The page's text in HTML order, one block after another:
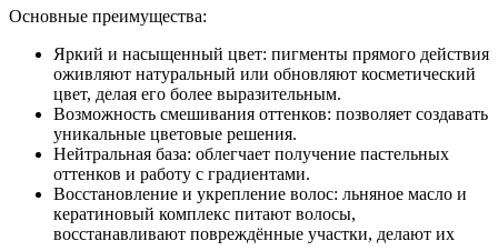
Основные преимущества:
Яркий и насыщенный цвет: пигменты прямого действия
оживляют натуральный или обновляют косметический
цвет, делая его более выразительным.
Возможность смешивания оттенков: позволяет создавать
уникальные цветовые решения.
Нейтральная база: облегчает получение пастельных
оттенков и работу с градиентами.
Восстановление и укрепление волос: льняное масло и
кератиновый комплекс питают волосы,
восстанавливают повреждённые участки, делают их